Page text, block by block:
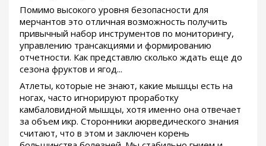
Помимо высокого уровня безопасности для
мерчантов это отличная возможность получить
привычный набор инструментов по мониторингу,
управлению трансакциями и формированию
отчетности. Как представлю сколько ждать еще до
сезона фруктов и ягод...
Атлеты, которые не знают, какие мышцы есть на
ногах, часто игнорируют проработку
камбаловидной мышцы, хотя именно она отвечает
за объем икр. Сторонники аюрведического знания
считают, что в этом и заключен корень